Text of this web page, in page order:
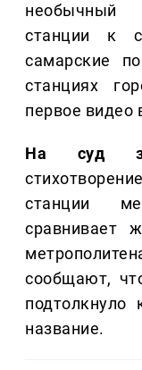
необычный
станции к
самарские
станциях
первое
На суд
станции
сравнивает
сообщают,
название.